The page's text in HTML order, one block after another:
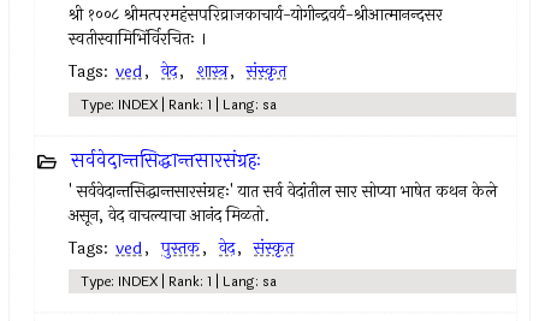
श्री १००८ श्रीमत्परमहंसपरिव्राजकाचार्य-योगीन्द्रवर्य-श्रीआत्मानन्दसर
स्वतीस्वामिभिंर्विरचितः ।
Tags: ved, वेद, शास्त्र, संस्कृत
Type: INDEX | Rank: 1 | Lang: sa
सर्ववेदान्तसिद्धान्तसारसंग्रहः
' सर्ववेदान्तसिद्धान्तसारसंग्रहः' यात सर्व वेदांतील सार सोप्या भाषेत कथन केले
असून, वेद वाचल्याचा आनंद मिळतो.
Tags: ved, पुस्तक, वेद, संस्कृत
Type: INDEX | Rank: 1 | Lang: sa